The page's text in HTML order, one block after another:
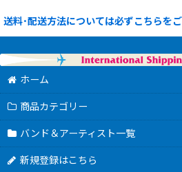
送料･配送方法については必ずこちらをご
ホーム
商品カテゴリー
バンド＆アーティスト一覧
新規登録はこちら